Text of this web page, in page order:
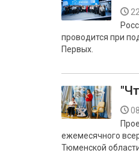
проводится при
Первых.
ежемесячного
Тюменской